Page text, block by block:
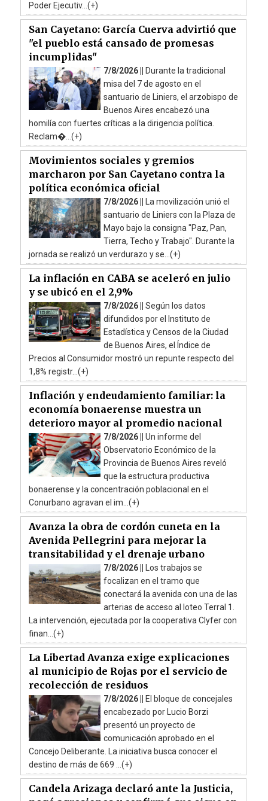
Poder Ejecutiv...(+)
San Cayetano: García Cuerva advirtió que
"el pueblo está cansado de promesas
incumplidas"
7/8/2026 ||
Durante la tradicional
misa del 7 de agosto en el
santuario de Liniers, el arzobispo de
Buenos Aires encabezó una
homilía con fuertes críticas a la dirigencia política.
Reclam�...(+)
Movimientos sociales y gremios
marcharon por San Cayetano contra la
política económica oficial
7/8/2026 ||
La movilización unió el
santuario de Liniers con la Plaza de
Mayo bajo la consigna "Paz, Pan,
Tierra, Techo y Trabajo". Durante la
jornada se realizó un verdurazo y se...(+)
La inflación en CABA se aceleró en julio
y se ubicó en el 2,9%
7/8/2026 || Según los datos
difundidos por el Instituto de
Estadística y Censos de la Ciudad
de Buenos Aires, el Índice de
Precios al Consumidor mostró un repunte respecto del
1,8% registr...(+)
Inflación y endeudamiento familiar: la
economía bonaerense muestra un
deterioro mayor al promedio nacional
7/8/2026 || Un informe del
Observatorio Económico de la
Provincia de Buenos Aires reveló
que la estructura productiva
bonaerense y la concentración poblacional en el
Conurbano agravan el im...(+)
Avanza la obra de cordón cuneta en la
Avenida Pellegrini para mejorar la
transitabilidad y el drenaje urbano
7/8/2026 ||
Los trabajos se
focalizan en el tramo que
conectará la avenida con una de las
arterias de acceso al loteo Terral 1.
La intervención, ejecutada por la cooperativa Clyfer con
finan...(+)
La Libertad Avanza exige explicaciones
al municipio de Rojas por el servicio de
recolección de residuos
7/8/2026 ||
El bloque de concejales
encabezado por Lucio Borzi
presentó un proyecto de
comunicación aprobado en el
Concejo Deliberante. La iniciativa busca conocer el
destino de más de 669 ...(+)
Candela Arizaga declaró ante la Justicia,